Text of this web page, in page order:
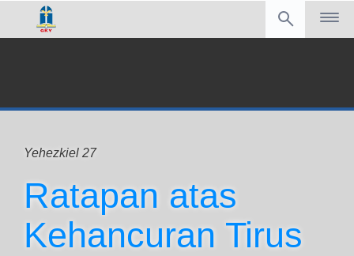
Yehezkiel 27
Ratapan atas
Kehancuran Tirus